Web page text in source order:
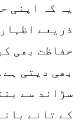
یہ کہ اپنی
ذریعے
حفاظت بھی
بھی دیتی
سڑاند سے
کے تانے